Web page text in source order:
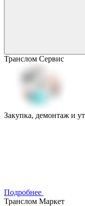
Транслом Сервис
Закупка, демонтаж и
Подробнее
Транслом Маркет